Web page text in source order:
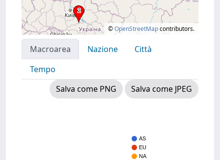
©OpenStreetMapcontributors.
Macroarea Nazione
Città
Tempo
Salva come PNG
Salva come JPEG
AS
EU
NA